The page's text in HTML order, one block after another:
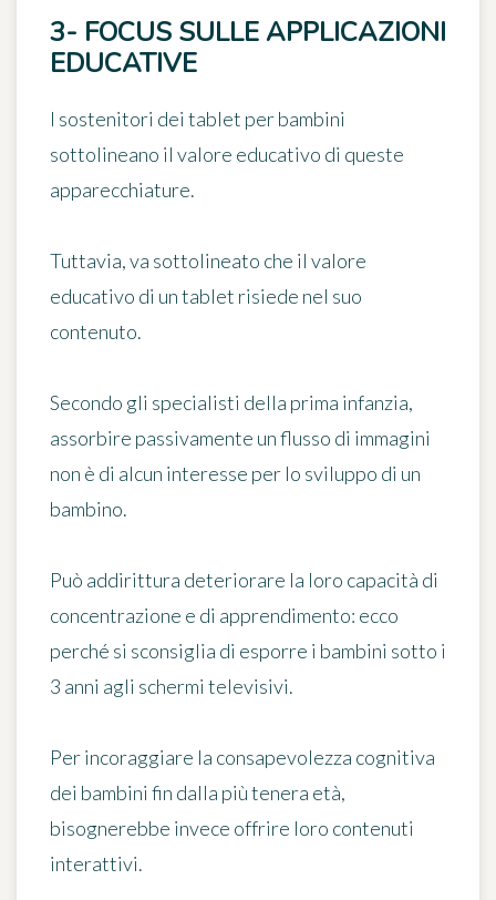
3- FOCUS SULLE APPLICAZIONI
EDUCATIVE
I sostenitori dei tablet per bambini
sottolineano il valore educativo di queste
apparecchiature.
Tuttavia, va sottolineato che il valore
educativo di un tablet risiede nel suo
contenuto.
Secondo gli specialisti della prima infanzia,
assorbire passivamente un flusso di immagini
non è di alcun interesse per lo sviluppo di un
bambino.
Può addirittura deteriorare la loro capacità di
concentrazione e di apprendimento: ecco
perché si sconsiglia di esporre i bambini sotto i
3 anni agli schermi televisivi.
Per incoraggiare la consapevolezza cognitiva
dei bambini fin dalla più tenera età,
bisognerebbe invece offrire loro contenuti
interattivi.